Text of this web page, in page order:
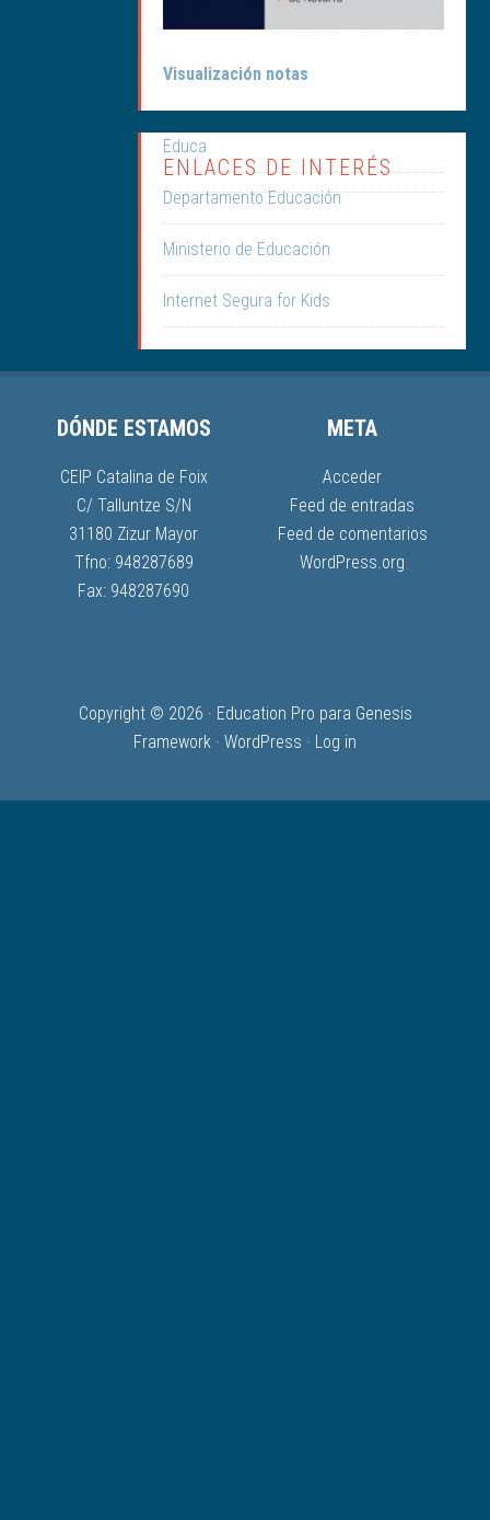
Visualización notas
ENLACES DE INTERÉS
Educa
Departamento Educación
Ministerio de Educación
Internet Segura for Kids
DÓNDE ESTAMOS
CEIP Catalina de Foix
C/ Talluntze S/N
31180 Zizur Mayor
Tfno: 948287689
Fax: 948287690
META
Acceder
Feed de entradas
Feed de comentarios
WordPress.org
Copyright © 2026 · Education Pro para Genesis
Framework · WordPress · Log in